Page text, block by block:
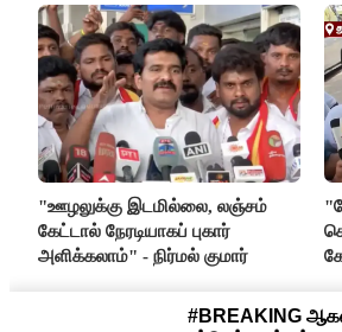
"ஊழலுக்கு இடமில்லை, லஞ்சம்
கேட்டால் நேரடியாகப் புகார்
அளிக்கலாம்" - நிர்மல் குமார்